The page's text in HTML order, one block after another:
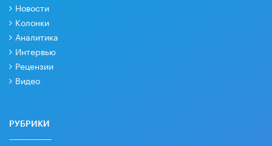
Новости
Колонки
Аналитика
Интервью
Рецензии
Видео
РУБРИКИ